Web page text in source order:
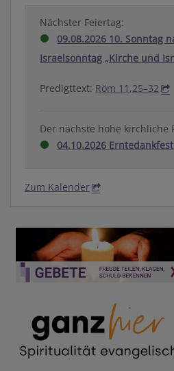
Nächster Feiertag:
09.08.2026 10. Sonntag
Israelsonntag „Kirche und
Predigttext: Röm 11,25–32
Der nächste hohe kirchliche
04.10.2026 Erntedankfest
Zum Kalender